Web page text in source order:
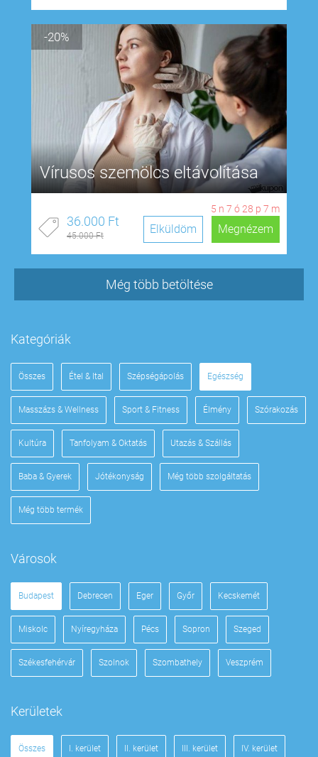
-20%
Vírusos szemölcs eltávolítása
5 n 7 ó 28 p 6 m
36.000 Ft
45.000 Ft Megnézem
Elküldöm
Még több betöltése
Kategóriák
Összes Étel & Ital Szépségápolás Egészség
Masszázs & Wellness Sport & Fitness Élmény Szórakozás
Kultúra Tanfolyam & Oktatás Utazás & Szállás
Baba & Gyerek Jótékonyság Még több szolgáltatás
Még több termék
Városok
Budapest Debrecen Eger Győr Kecskemét
Miskolc Nyíregyháza Pécs Sopron Szeged
Székesfehérvár Szolnok Szombathely Veszprém
Kerületek
Összes I. kerület II. kerület III. kerület IV. kerület